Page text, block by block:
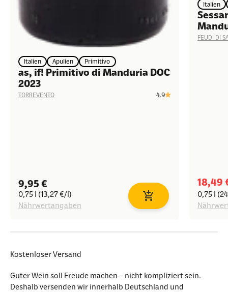
Italien Apulien Primitivo
as, if! Primitivo di Manduria DOC
2023
TORREVENTO 4.9
Angebot
9,95 €
0,75 l (13,27 €/l)
Nährwertangaben
In den Warenkorb
Italien
FEUDI DI
18,49
0,75 l
Kostenloser Versand
Guter Wein soll Freude machen – nicht kompliziert sein.
Deshalb versenden wir innerhalb Deutschland und